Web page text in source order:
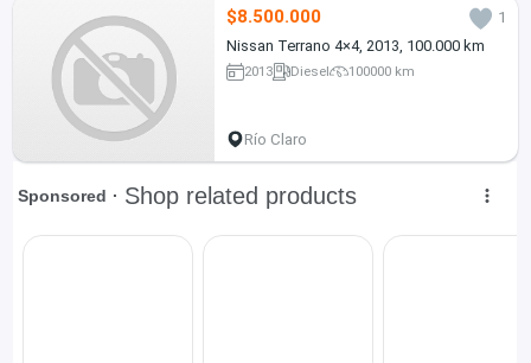
$8.500.000
1
Nissan Terrano 4×4, 2013, 100.000 km
2013 Diesel 100000 km
Río Claro